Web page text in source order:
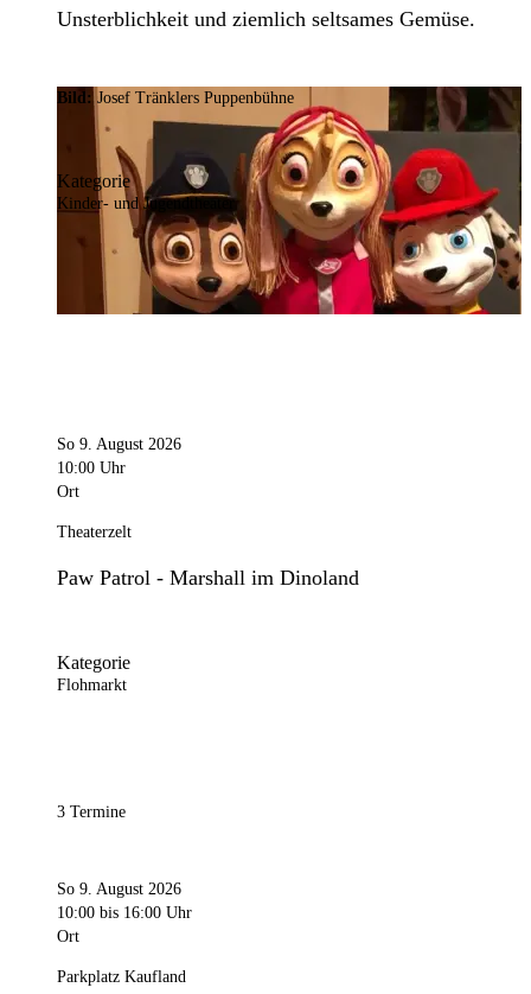
Unsterblichkeit und ziemlich seltsames Gemüse.
Bild:Josef Tränklers Puppenbühne
Kategorie
Kinder- und Jugendtheater
So 9. August 2026
10:00 Uhr
Ort
Theaterzelt
Paw Patrol - Marshall im Dinoland
Kategorie
Flohmarkt
3 Termine
So 9. August 2026
10:00 bis 16:00 Uhr
Ort
Parkplatz Kaufland